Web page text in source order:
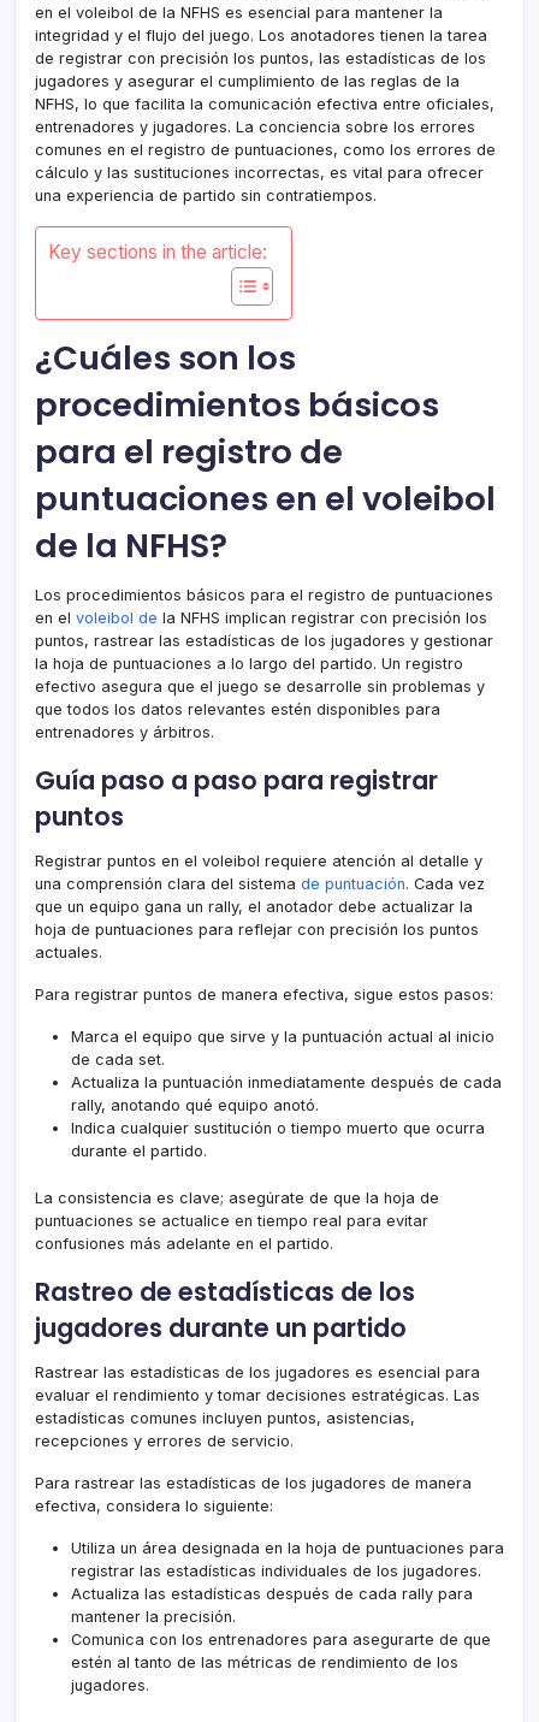
en el voleibol de la NFHS es esencial para mantener la
integridad y el flujo del juego. Los anotadores tienen la tarea
de registrar con precisión los puntos, las estadísticas de los
jugadores y asegurar el cumplimiento de las reglas de la
NFHS, lo que facilita la comunicación efectiva entre oficiales,
entrenadores y jugadores. La conciencia sobre los errores
comunes en el registro de puntuaciones, como los errores de
cálculo y las sustituciones incorrectas, es vital para ofrecer
una experiencia de partido sin contratiempos.
Key sections in the article:
¿Cuáles son los
procedimientos básicos
para el registro de
puntuaciones en el voleibol
de la NFHS?
Los procedimientos básicos para el registro de puntuaciones
en el voleibol de la NFHS implican registrar con precisión los
puntos, rastrear las estadísticas de los jugadores y gestionar
la hoja de puntuaciones a lo largo del partido. Un registro
efectivo asegura que el juego se desarrolle sin problemas y
que todos los datos relevantes estén disponibles para
entrenadores y árbitros.
Guía paso a paso para registrar
puntos
Registrar puntos en el voleibol requiere atención al detalle y
una comprensión clara del sistema de puntuación. Cada vez
que un equipo gana un rally, el anotador debe actualizar la
hoja de puntuaciones para reflejar con precisión los puntos
actuales.
Para registrar puntos de manera efectiva, sigue estos pasos:
Marca el equipo que sirve y la puntuación actual al inicio
de cada set.
Actualiza la puntuación inmediatamente después de cada
rally, anotando qué equipo anotó.
Indica cualquier sustitución o tiempo muerto que ocurra
durante el partido.
La consistencia es clave; asegúrate de que la hoja de
puntuaciones se actualice en tiempo real para evitar
confusiones más adelante en el partido.
Rastreo de estadísticas de los
jugadores durante un partido
Rastrear las estadísticas de los jugadores es esencial para
evaluar el rendimiento y tomar decisiones estratégicas. Las
estadísticas comunes incluyen puntos, asistencias,
recepciones y errores de servicio.
Para rastrear las estadísticas de los jugadores de manera
efectiva, considera lo siguiente:
Utiliza un área designada en la hoja de puntuaciones para
registrar las estadísticas individuales de los jugadores.
Actualiza las estadísticas después de cada rally para
mantener la precisión.
Comunica con los entrenadores para asegurarte de que
estén al tanto de las métricas de rendimiento de los
jugadores.